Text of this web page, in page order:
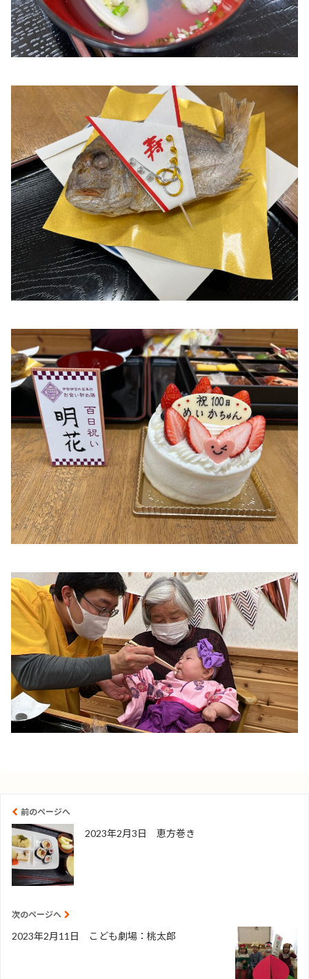
前のページへ
2023年2月3日 恵方巻き
次のページへ
2023年2月11日 こども劇場：桃太郎